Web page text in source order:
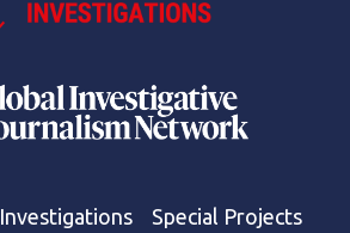
Investigations Special Projects